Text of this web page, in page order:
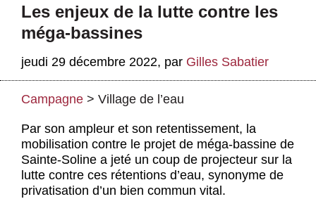
Nos idées
Publications
Agenda
Actus et médias
Boutique
Les enjeux de la lutte contre les
méga-bassines
jeudi 29 décembre 2022, par Gilles Sabatier
Campagne > Village de l’eau
Par son ampleur et son retentissement, la
mobilisation contre le projet de méga-bassine de
Sainte-Soline a jeté un coup de projecteur sur la
lutte contre ces rétentions d’eau, synonyme de
privatisation d’un bien commun vital.